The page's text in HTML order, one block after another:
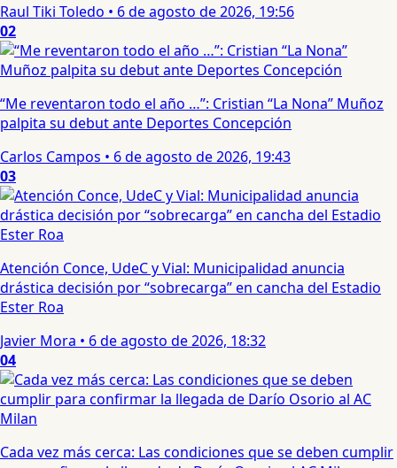
Raul Tiki Toledo • 6 de agosto de 2026, 19:56
02
“Me reventaron todo el año …”: Cristian “La Nona” Muñoz
palpita su debut ante Deportes Concepción
Carlos Campos • 6 de agosto de 2026, 19:43
03
Atención Conce, UdeC y Vial: Municipalidad anuncia
drástica decisión por “sobrecarga” en cancha del Estadio
Ester Roa
Javier Mora • 6 de agosto de 2026, 18:32
04
Cada vez más cerca: Las condiciones que se deben cumplir